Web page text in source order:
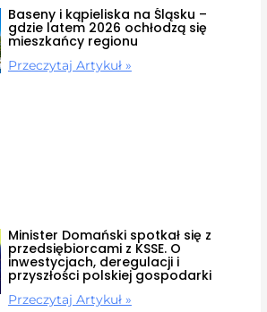
Baseny i kąpieliska na Śląsku –
gdzie latem 2026 ochłodzą się
mieszkańcy regionu
Przeczytaj Artykuł »
Minister Domański spotkał się z
przedsiębiorcami z KSSE. O
inwestycjach, deregulacji i
przyszłości polskiej gospodarki
Przeczytaj Artykuł »